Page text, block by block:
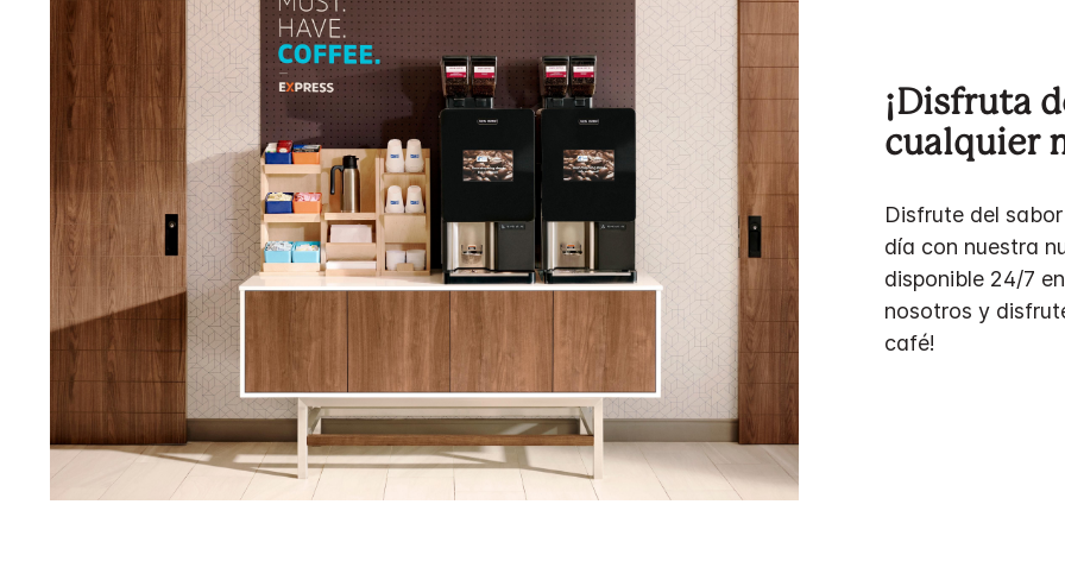
¡Disfruta
cualquier
Disfrute del
día con nuestra
disponible 24/7
nosotros y
café!